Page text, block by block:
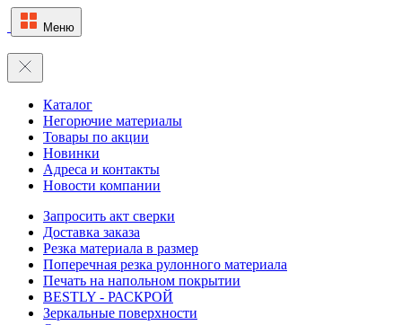
Меню
Каталог
Негорючие материалы
Товары по акции
Новинки
Адреса и контакты
Новости компании
Запросить акт сверки
Доставка заказа
Резка материала в размер
Поперечная резка рулонного материала
Печать на напольном покрытии
BESTLY - РАСКРОЙ
Зеркальные поверхности